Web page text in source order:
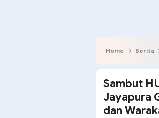
Home Berita
Sambut
Jayapura
dan